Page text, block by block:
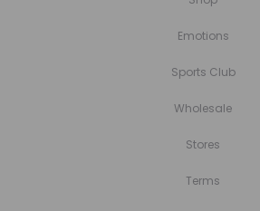
Emotions
Sports Club
Wholesale
Stores
Terms